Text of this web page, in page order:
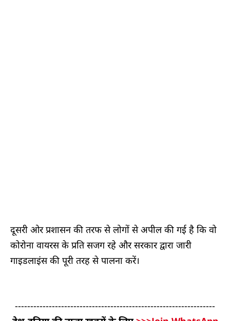
दूसरी ओर प्रशासन की तरफ से लोगों से अपील की गई है कि वो
कोरोना वायरस के प्रति सजग रहे और सरकार द्वारा जारी
गाइडलाइंस की पूरी तरह से पालना करें।
-----------------------------------------------------------------